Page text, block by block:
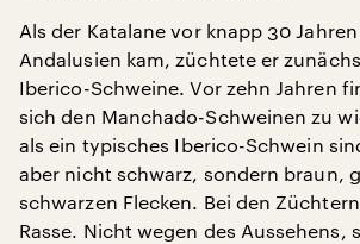
Als der Katalane vor knapp 30
Andalusien kam, züchtete er
Iberico-Schweine. Vor zehn Jahren
sich den Manchado-Schweinen zu
als ein typisches Iberico-Schwein
aber nicht schwarz, sondern braun,
schwarzen Flecken. Bei den
Rasse. Nicht wegen des Aussehens,